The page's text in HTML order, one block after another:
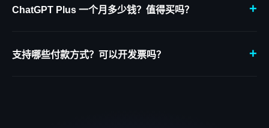
Plus、Claude Pro 或 Grok 的用户。
ChatGPT Plus 一个月多少钱？值得买吗？ +
生成或编程辅助，非常值得；轻度使用免费版已够用。
支持哪些付款方式？可以开发票吗？ +